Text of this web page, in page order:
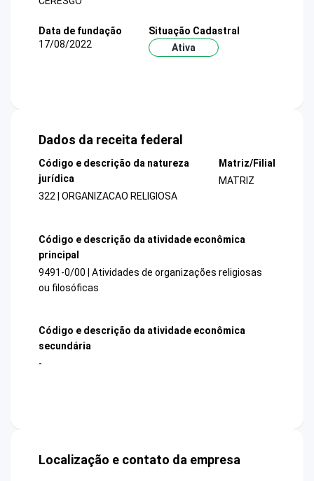
Data de fundação
17/08/2022
Situação Cadastral
Ativa
Dados da receita federal
Código e descrição da natureza
jurídica
322 | ORGANIZACAO RELIGIOSA
Matriz/Filial
MATRIZ
Código e descrição da atividade econômica
principal
9491-0/00 | Atividades de organizações religiosas
ou filosóficas
Código e descrição da atividade econômica
secundária
-
Localização e contato da empresa